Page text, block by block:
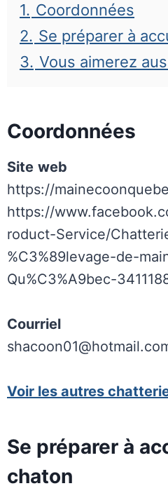
1. Coordonnées
2. Se préparer à
3. Vous aimerez
Coordonnées
Site web
https://
https://
roduct-Service/
%C3%89levage-de-
Qu%C3%A9bec-
Courriel
Voir les autres
Se préparer à
chaton